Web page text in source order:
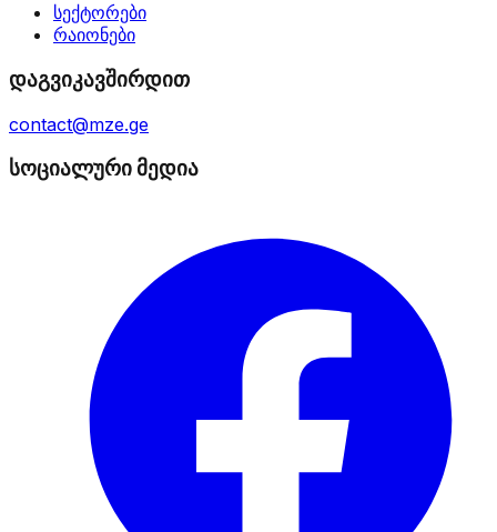
სექტორები
რაიონები
დაგვიკავშირდით
contact@mze.ge
სოციალური მედია